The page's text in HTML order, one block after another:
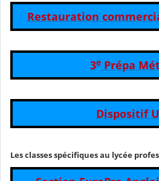
Restauration
3e Prépa
Dispositif
Les classes spécifiques au lycée